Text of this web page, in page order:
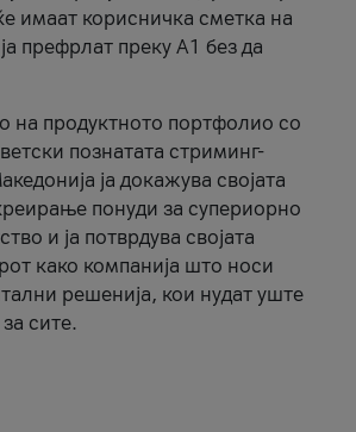
имаат корисничка сметка на
префрлат преку А1 без да
на продуктното портфолио со
познатата стриминг-
ја докажува својата
понуди за супериорно
и ја потврдува својата
како компанија што носи
решенија, кои нудат уште
сите.